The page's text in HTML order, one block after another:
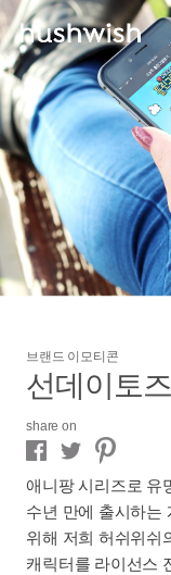
브랜드 이모티콘
선데이토
share on
애니팡 시리즈로 유
수년 만에 출시하는
위해 저희 허쉬위쉬
캐릭터를 라이선스